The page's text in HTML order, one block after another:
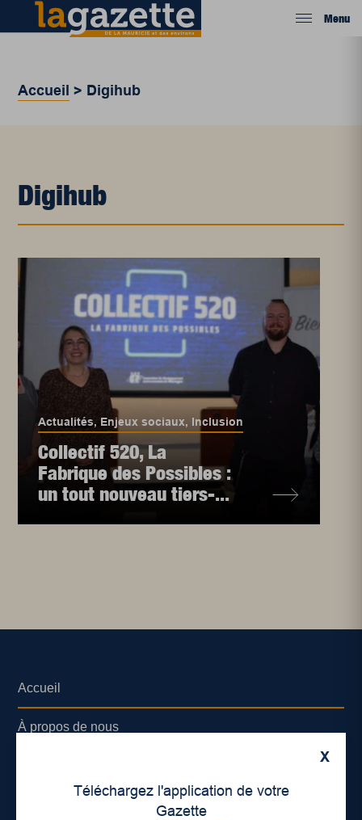
Menu
Accueil > Digihub
Digihub
Actualités, Enjeux sociaux, Inclusion
Collectif 520, La
Fabrique des Possibles :
un tout nouveau tiers-...
X
Téléchargez l'application de votre
Gazette
Accueil
À propos de nous